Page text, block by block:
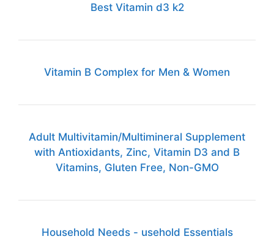
Best Vitamin d3 k2
Vitamin B Complex for Men & Women
Adult Multivitamin/Multimineral Supplement
with Antioxidants, Zinc, Vitamin D3 and B
Vitamins, Gluten Free, Non-GMO
Household Needs - usehold Essentials